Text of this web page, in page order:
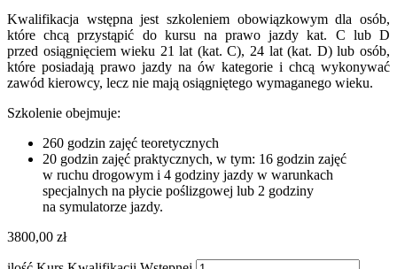
Kwalifikacja wstępna jest szkoleniem obowiązkowym dla osób,
które chcą przystąpić do kursu na prawo jazdy kat. C lub D
przed osiągnięciem wieku 21 lat (kat. C), 24 lat (kat. D) lub osób,
które posiadają prawo jazdy na ów kategorie i chcą wykonywać
zawód kierowcy, lecz nie mają osiągniętego wymaganego wieku.
Szkolenie obejmuje:
260 godzin zajęć teoretycznych
20 godzin zajęć praktycznych, w tym: 16 godzin zajęć
w ruchu drogowym i 4 godziny jazdy w warunkach
specjalnych na płycie poślizgowej lub 2 godziny
na symulatorze jazdy.
3800,00 zł